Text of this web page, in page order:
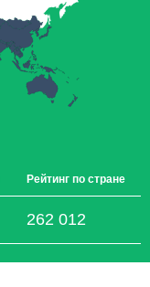
Рейтинг по стране
262 012